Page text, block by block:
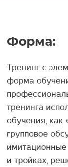
Форма:
Тренинг с
форма
тренинга
обучения, как
групповое
имитационные
и тройках,